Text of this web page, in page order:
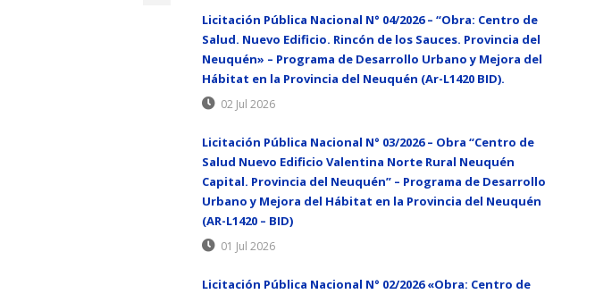
Licitación Pública Nacional N° 04/2026 – “Obra: Centro de
Salud. Nuevo Edificio. Rincón de los Sauces. Provincia del
Neuquén» – Programa de Desarrollo Urbano y Mejora del
Hábitat en la Provincia del Neuquén (Ar-L1420 BID).
02 Jul 2026
Licitación Pública Nacional N° 03/2026 – Obra “Centro de
Salud Nuevo Edificio Valentina Norte Rural Neuquén
Capital. Provincia del Neuquén” – Programa de Desarrollo
Urbano y Mejora del Hábitat en la Provincia del Neuquén
(AR-L1420 – BID)
01 Jul 2026
Licitación Pública Nacional N° 02/2026 «Obra: Centro de